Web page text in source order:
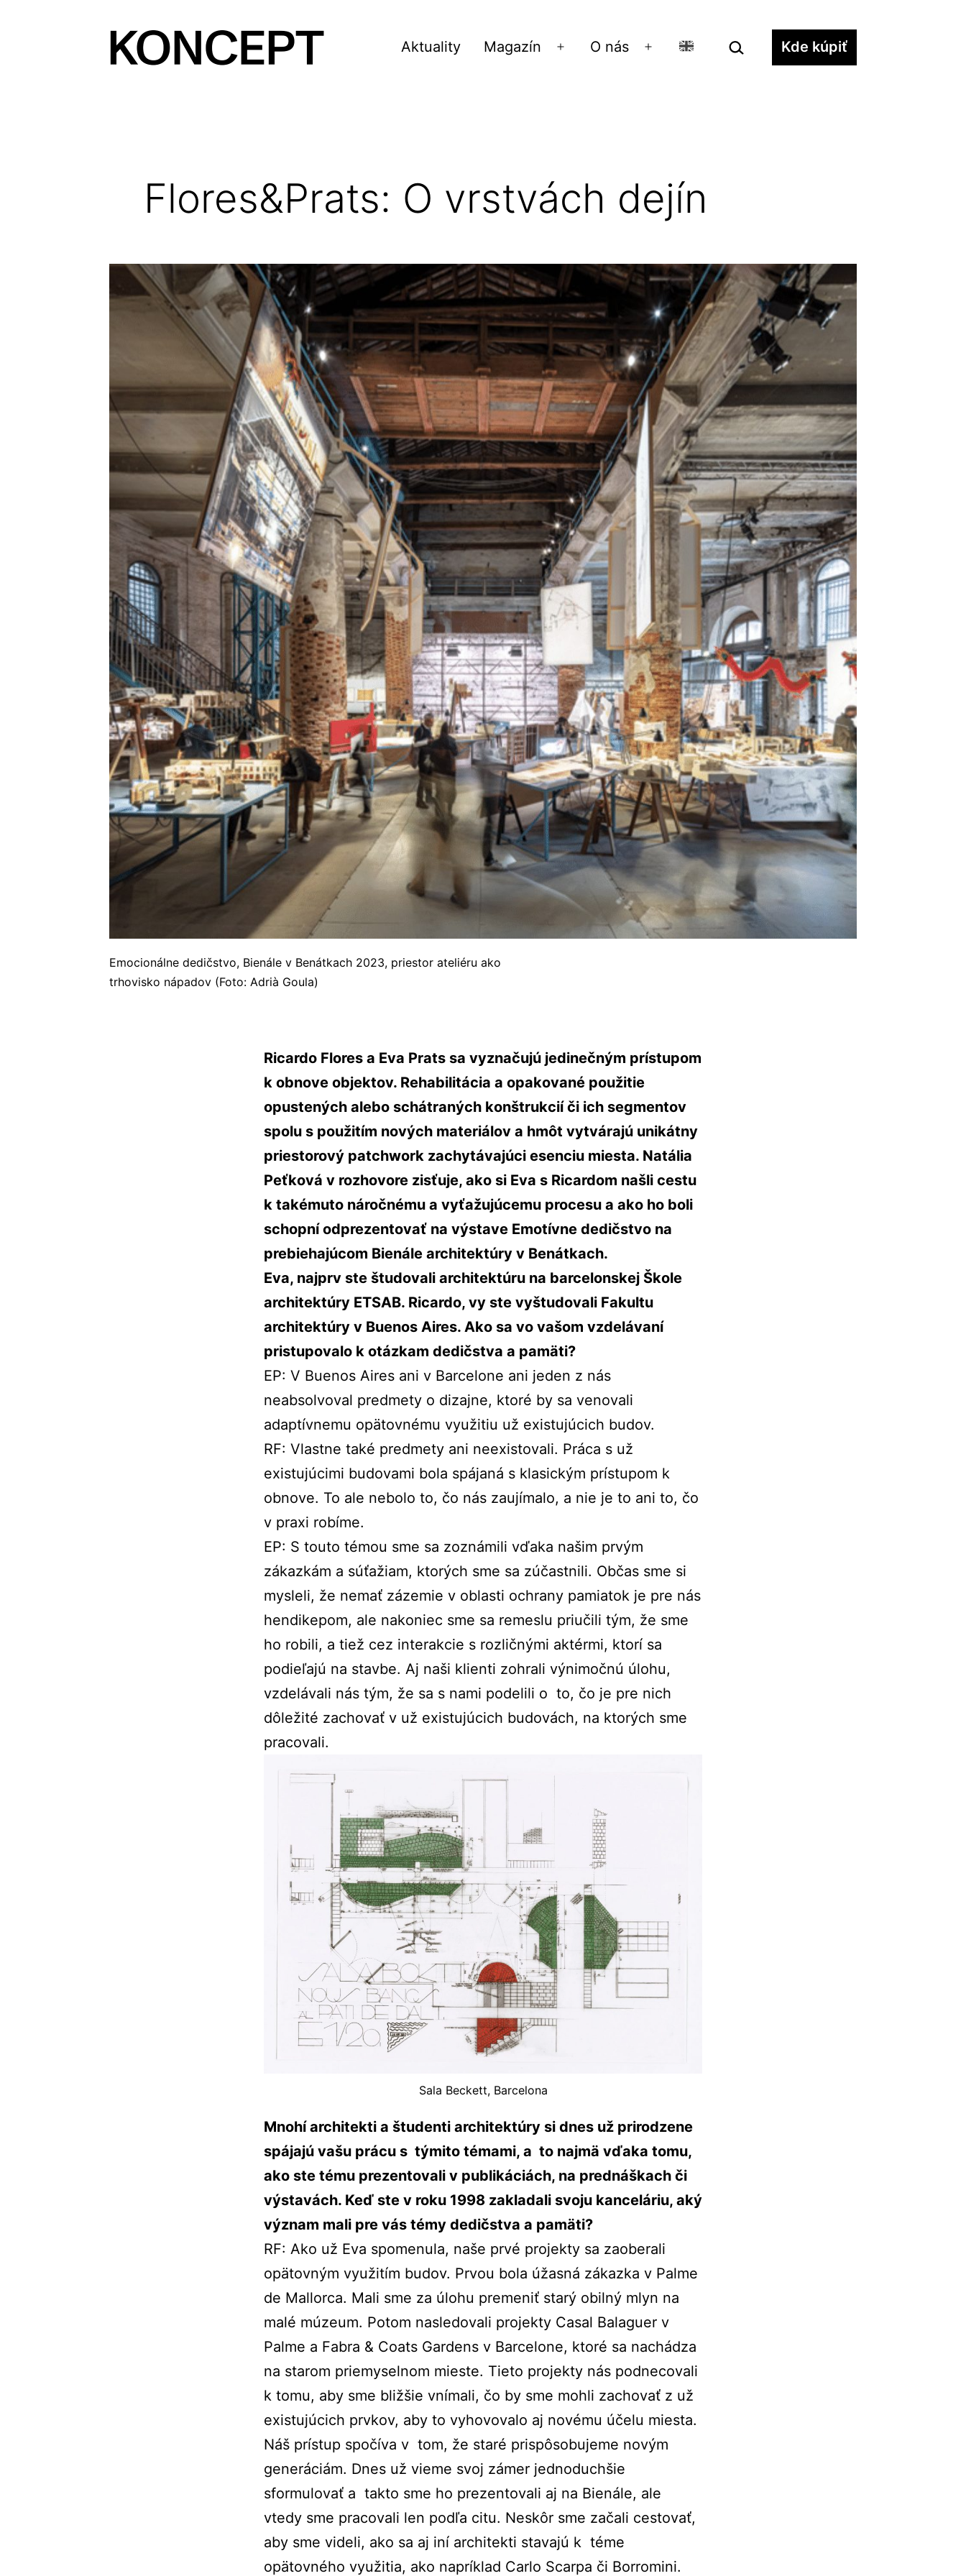
Aktuality Magazín
Otvoriť
O nás
Otvoriť
Hľadať… Kde kúpiť
Flores&Prats: O vrstvách dejín
Emocionálne dedičstvo, Bienále v Benátkach 2023, priestor ateliéru ako
trhovisko nápadov (Foto: Adrià Goula)
Ricardo Flores a Eva Prats sa vyznačujú jedinečným prístupom
k obnove objektov. Rehabilitácia a opakované použitie
opustených alebo schátraných konštrukcií či ich segmentov
spolu s použitím nových materiálov a hmôt vytvárajú unikátny
priestorový patchwork zachytávajúci esenciu miesta. Natália
Peťková v rozhovore zisťuje, ako si Eva s Ricardom našli cestu
k takémuto náročnému a vyťažujúcemu procesu a ako ho boli
schopní odprezentovať na výstave Emotívne dedičstvo na
prebiehajúcom Bienále architektúry v Benátkach.
Eva, najprv ste študovali architektúru na barcelonskej Škole
architektúry ETSAB. Ricardo, vy ste vyštudovali Fakultu
architektúry v Buenos Aires. Ako sa vo vašom vzdelávaní
pristupovalo k otázkam dedičstva a pamäti?
EP: V Buenos Aires ani v Barcelone ani jeden z nás
neabsolvoval predmety o dizajne, ktoré by sa venovali
adaptívnemu opätovnému využitiu už existujúcich budov.
RF: Vlastne také predmety ani neexistovali. Práca s už
existujúcimi budovami bola spájaná s klasickým prístupom k
obnove. To ale nebolo to, čo nás zaujímalo, a nie je to ani to, čo
v praxi robíme.
EP: S touto témou sme sa zoznámili vďaka našim prvým
zákazkám a súťažiam, ktorých sme sa zúčastnili. Občas sme si
mysleli, že nemať zázemie v oblasti ochrany pamiatok je pre nás
hendikepom, ale nakoniec sme sa remeslu priučili tým, že sme
ho robili, a tiež cez interakcie s rozličnými aktérmi, ktorí sa
podieľajú na stavbe. Aj naši klienti zohrali výnimočnú úlohu,
vzdelávali nás tým, že sa s nami podelili o to, čo je pre nich
dôležité zachovať v už existujúcich budovách, na ktorých sme
pracovali.
Sala Beckett, Barcelona
Mnohí architekti a študenti architektúry si dnes už prirodzene
spájajú vašu prácu s týmito témami, a to najmä vďaka tomu,
ako ste tému prezentovali v publikáciách, na prednáškach či
výstavách. Keď ste v roku 1998 zakladali svoju kanceláriu, aký
význam mali pre vás témy dedičstva a pamäti?
RF: Ako už Eva spomenula, naše prvé projekty sa zaoberali
opätovným využitím budov. Prvou bola úžasná zákazka v Palme
de Mallorca. Mali sme za úlohu premeniť starý obilný mlyn na
malé múzeum. Potom nasledovali projekty Casal Balaguer v
Palme a Fabra & Coats Gardens v Barcelone, ktoré sa nachádza
na starom priemyselnom mieste. Tieto projekty nás podnecovali
k tomu, aby sme bližšie vnímali, čo by sme mohli zachovať z už
existujúcich prvkov, aby to vyhovovalo aj novému účelu miesta.
Náš prístup spočíva v tom, že staré prispôsobujeme novým
generáciám. Dnes už vieme svoj zámer jednoduchšie
sformulovať a takto sme ho prezentovali aj na Bienále, ale
vtedy sme pracovali len podľa citu. Neskôr sme začali cestovať,
aby sme videli, ako sa aj iní architekti stavajú k téme
opätovného využitia, ako napríklad Carlo Scarpa či Borromini.